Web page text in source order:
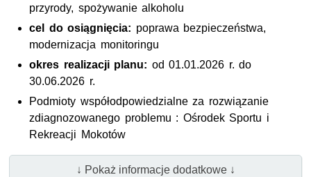
przyrody, spożywanie alkoholu
cel do osiągnięcia: poprawa bezpieczeństwa,
modernizacja monitoringu
okres realizacji planu: od 01.01.2026 r. do
30.06.2026 r.
Podmioty współodpowiedzialne za rozwiązanie
zdiagnozowanego problemu : Ośrodek Sportu i
Rekreacji Mokotów
↓ Pokaż informacje dodatkowe ↓